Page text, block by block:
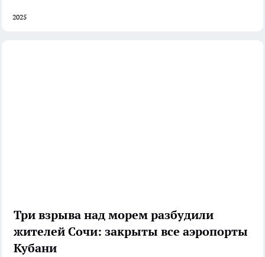
2025
Три взрыва над морем разбудили
жителей Сочи: закрыты все аэропорты
Кубани